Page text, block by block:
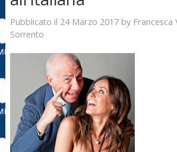
Pubblicato il 24 Marzo 2017by Francesca
Sorrento